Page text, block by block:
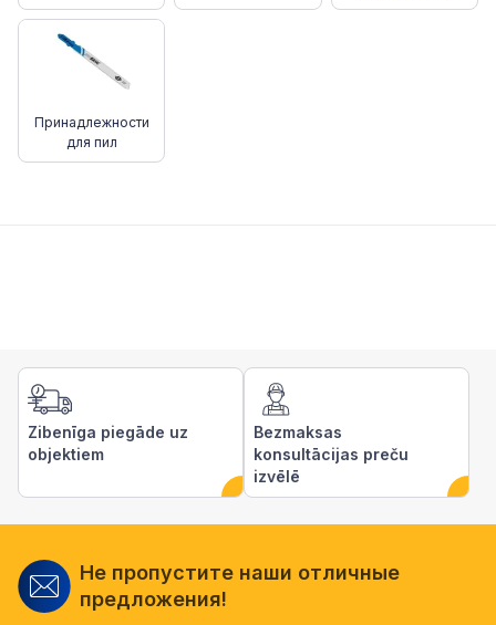
Принадлежности
для пил
Zibenīga piegāde uz
objektiem
Bezmaksas
konsultācijas preču
izvēlē
Не пропустите наши отличные
предложения!